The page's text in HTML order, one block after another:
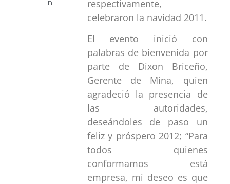
n
respectivamente,
celebraron la navidad 2011.
El evento inició con
palabras de bienvenida por
parte de Dixon Briceño,
Gerente de Mina, quien
agradeció la presencia de
las autoridades,
deseándoles de paso un
feliz y próspero 2012; “Para
todos quienes
conformamos está
empresa, mi deseo es que